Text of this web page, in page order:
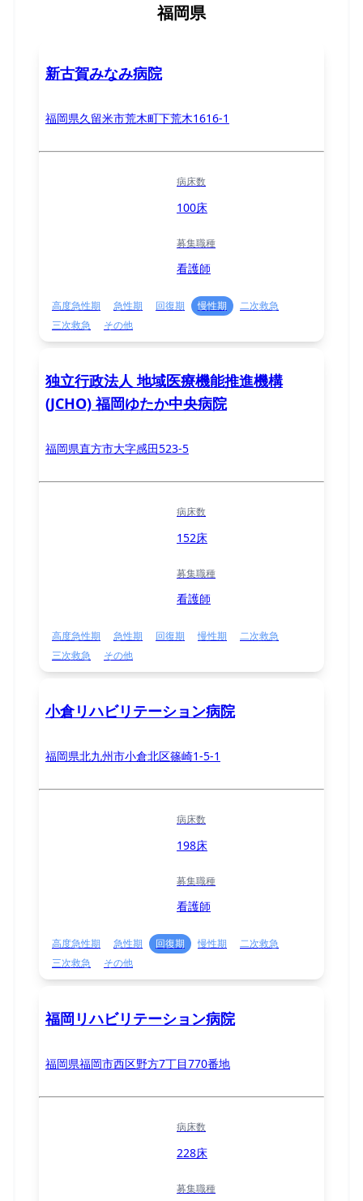
福岡県
新古賀みなみ病院
福岡県久留米市荒木町下荒木1616-1
病床数
100床
募集職種
看護師
高度急性期 急性期 回復期 慢性期
二次救急
三次救急
その他
独立行政法人 地域医療機能推進機構
(JCHO) 福岡ゆたか中央病院
福岡県直方市大字感田523-5
病床数
152床
募集職種
看護師
高度急性期 急性期 回復期 慢性期
二次救急
三次救急
その他
小倉リハビリテーション病院
福岡県北九州市小倉北区篠崎1-5-1
病床数
198床
募集職種
看護師
高度急性期 急性期 回復期 慢性期
二次救急
三次救急
その他
福岡リハビリテーション病院
福岡県福岡市西区野方7丁目770番地
病床数
228床
募集職種